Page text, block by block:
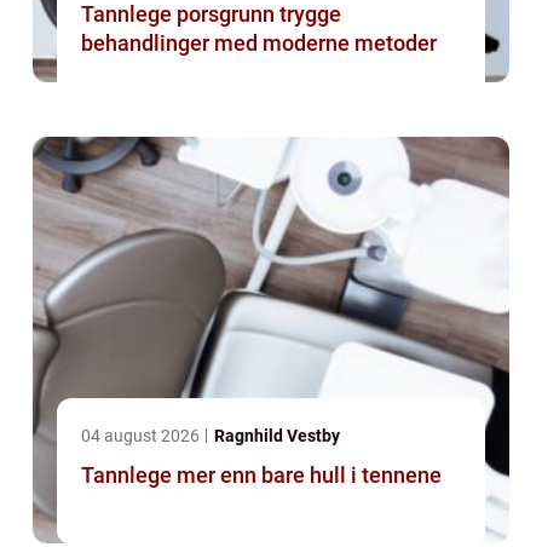
Tannlege porsgrunn trygge
behandlinger med moderne metoder
04 august 2026 Ragnhild Vestby
Tannlege mer enn bare hull i tennene